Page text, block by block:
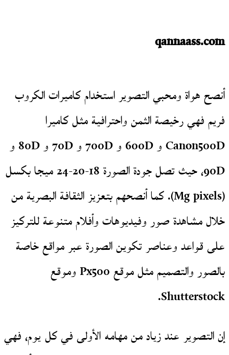
qannaass.com
أنصح هواة ومحبي التصوير استخدام كاميرات الكروب
فريم فهي رخيصة الثمن واحترافية مثل كاميرا
Canon500D و 600D و 700D و 70D و 80D و
90D، حيث تصل جودة الصورة 18-20-24 ميجا بكسل
(Mg pixels). كما أنصحهم بتعزيز الثقافة البصرية من
خلال مشاهدة صور وفيديوهات وأفلام متنوعة للتركيز
على قواعد وعناصر تكوين الصورة عبر مواقع خاصة
بالصور والتصميم مثل موقع Px500 وموقع
Shutterstock.
إن التصوير عند زياد من مهامه الأولى في كل يوم، فهي